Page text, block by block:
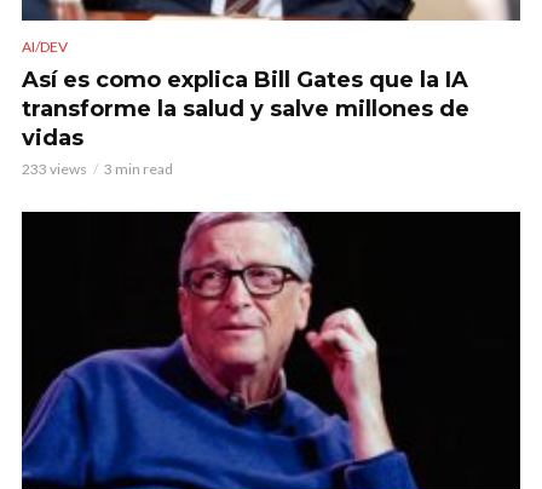
AI/DEV
Así es como explica Bill Gates que la IA
transforme la salud y salve millones de
vidas
233 views 3 min read